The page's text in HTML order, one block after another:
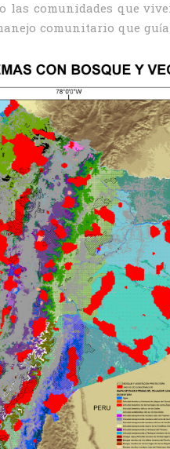
las comunidades que
comunitario que